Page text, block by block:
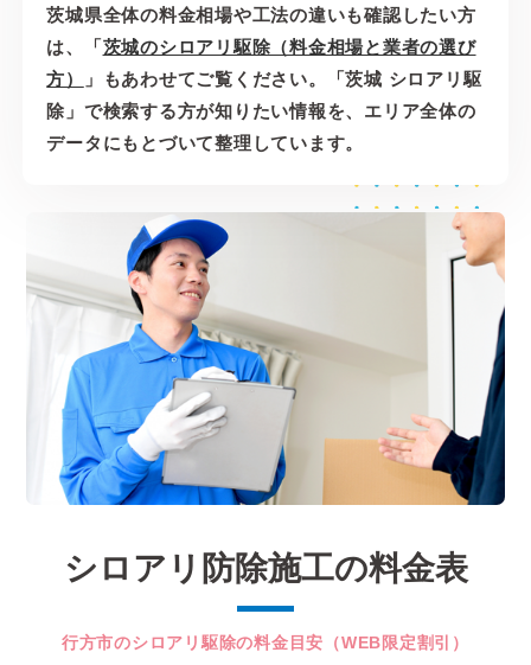
茨城県全体の料金相場や工法の違いも確認したい方
は、「茨城のシロアリ駆除（料金相場と業者の選び
方）
」もあわせてご覧ください。「茨城 シロアリ駆
除」で検索する方が知りたい情報を、エリア全体の
データにもとづいて整理しています。
シロアリ防除施工の料金表
行方市のシロアリ駆除の料金目安（WEB限定割引）